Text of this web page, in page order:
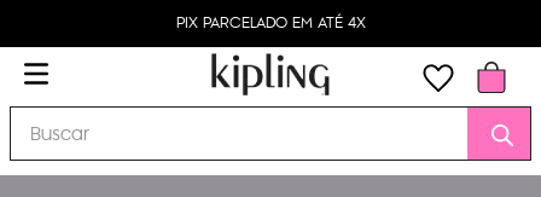
PIX PARCELADO EM ATÉ 4X
Buscar